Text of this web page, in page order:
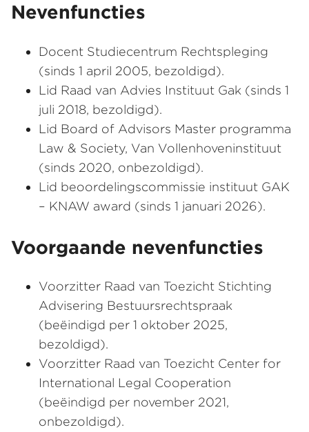
Nevenfuncties
Docent Studiecentrum Rechtspleging
(sinds 1 april 2005, bezoldigd).
Lid Raad van Advies Instituut Gak (sinds 1
juli 2018, bezoldigd).
Lid Board of Advisors Master programma
Law & Society, Van Vollenhoveninstituut
(sinds 2020, onbezoldigd).
Lid beoordelingscommissie instituut GAK
– KNAW award (sinds 1 januari 2026).
Voorgaande nevenfuncties
Voorzitter Raad van Toezicht Stichting
Advisering Bestuursrechtspraak
(beëindigd per 1 oktober 2025,
bezoldigd).
Voorzitter Raad van Toezicht Center for
International Legal Cooperation
(beëindigd per november 2021,
onbezoldigd).